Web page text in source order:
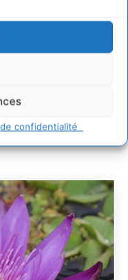
confidentialité
dans nos
transforme